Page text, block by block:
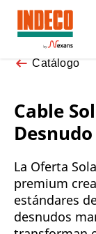
Catálogo
Cable
Desnudo
La Oferta
premium
estándares
desnudos